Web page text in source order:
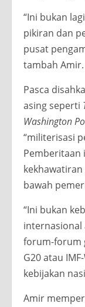
“Ini bukan
pikiran dan
pusat
tambah Amir.
Pasca
asing seperti
Washington
“militerisasi
Pemberitaan
bawah
“Ini bukan
internasional
forum-forum
G20 atau
kebijakan
Amir